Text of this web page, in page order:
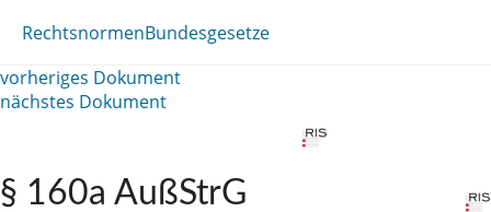
RechtsnormenBundesgesetze
vorheriges Dokument
nächstes Dokument
§ 160a AußStrG